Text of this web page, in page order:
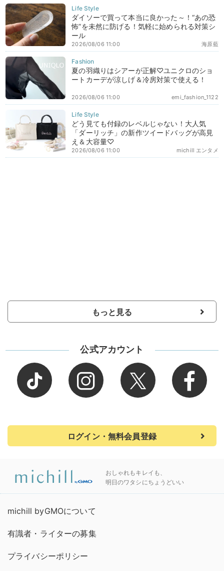
ダイソーで買って本当に良かった～！“あの恐
怖”を未然に防げる！気軽に始められる対策シ
ール
海原藍
2026/08/06 11:00
夏の羽織りはシアーが正解♡ユニクロのショ
ートカーデが涼しげ＆冷房対策で使える！
emi_fashion_1122
2026/08/06 11:00
どう見ても付録のレベルじゃない！大人気
「ダーリッチ」の新作ツイードバッグが高見
え＆大容量♡
michill エンタメ
2026/08/06 11:00
もっと見る
公式アカウント
ログイン・無料会員登録
おしゃれもキレイも、
明日のワタシにちょうどいい
michill byGMOについて
有識者・ライターの募集
プライバシーポリシー